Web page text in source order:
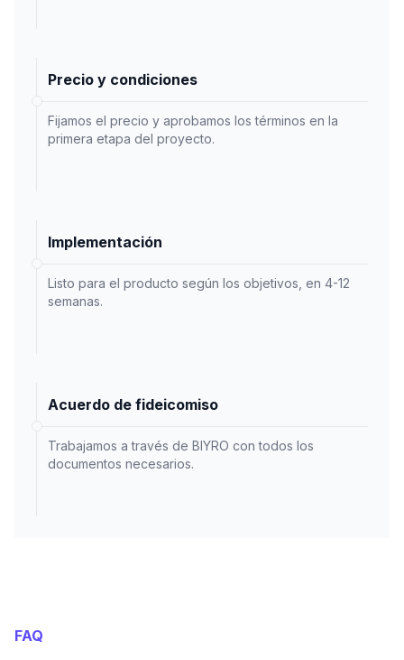
Precio y condiciones
Fijamos el precio y aprobamos los términos en la
primera etapa del proyecto.
Implementación
Listo para el producto según los objetivos, en 4-12
semanas.
Acuerdo de fideicomiso
Trabajamos a través de BIYRO con todos los
documentos necesarios.
FAQ